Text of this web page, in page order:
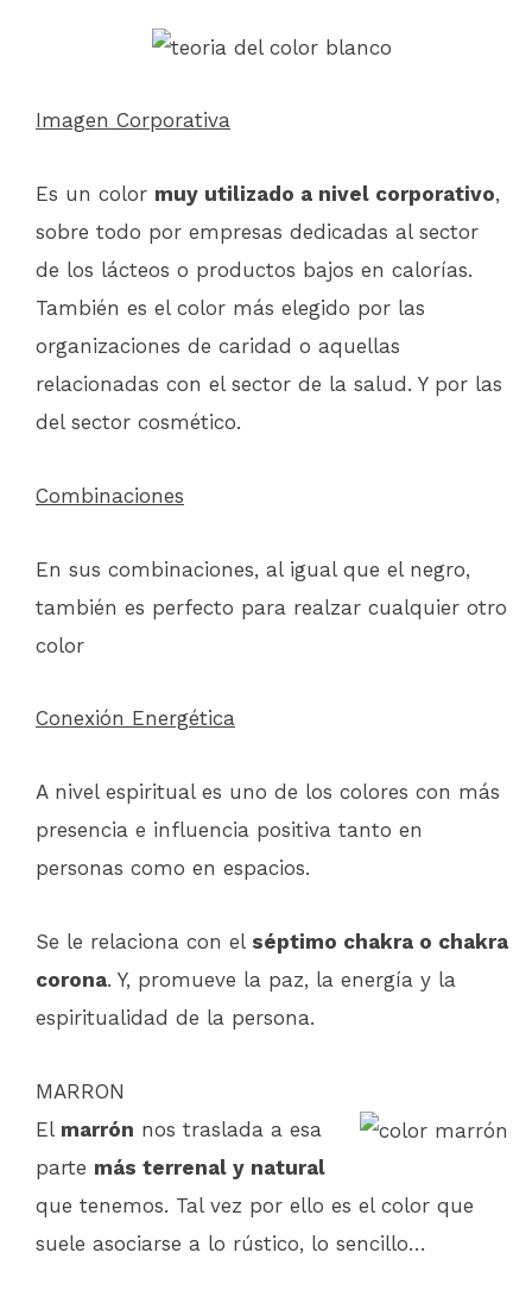
Imagen Corporativa
Es un color muy utilizado a nivel corporativo,
sobre todo por empresas dedicadas al sector
de los lácteos o productos bajos en calorías.
También es el color más elegido por las
organizaciones de caridad o aquellas
relacionadas con el sector de la salud. Y por las
del sector cosmético.
Combinaciones
En sus combinaciones, al igual que el negro,
también es perfecto para realzar cualquier otro
color
Conexión Energética
A nivel espiritual es uno de los colores con más
presencia e influencia positiva tanto en
personas como en espacios.
Se le relaciona con el séptimo chakra o chakra
corona. Y, promueve la paz, la energía y la
espiritualidad de la persona.
MARRON
El marrón nos traslada a esa
parte más terrenal y natural
que tenemos. Tal vez por ello es el color que
suele asociarse a lo rústico, lo sencillo…